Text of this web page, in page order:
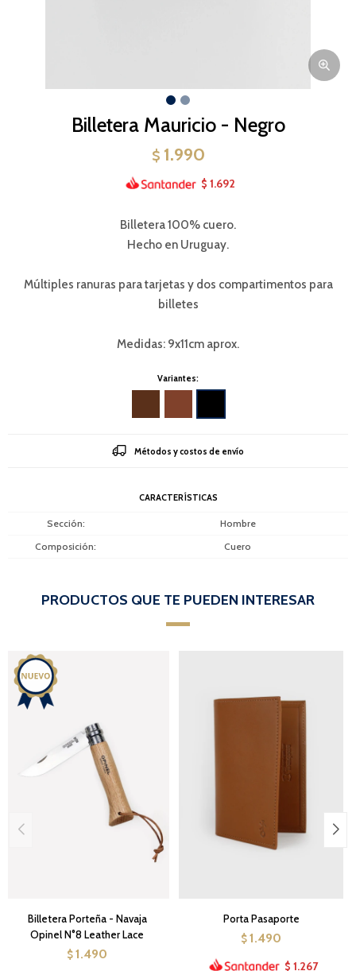
Billetera Mauricio - Negro
$ 1.990
$ 1.692
Billetera 100% cuero.
Hecho en Uruguay.
Múltiples ranuras para tarjetas y dos compartimentos para
billetes
Medidas: 9x11cm aprox.
Variantes:
Métodos y costos de envío
CARACTERÍSTICAS
Sección
Hombre
Composición
Cuero
PRODUCTOS QUE TE PUEDEN INTERESAR
Billetera Porteña - Navaja
Opinel N°8 Leather Lace
$ 1.490
Porta Pasaporte
$ 1.490
$ 1.267